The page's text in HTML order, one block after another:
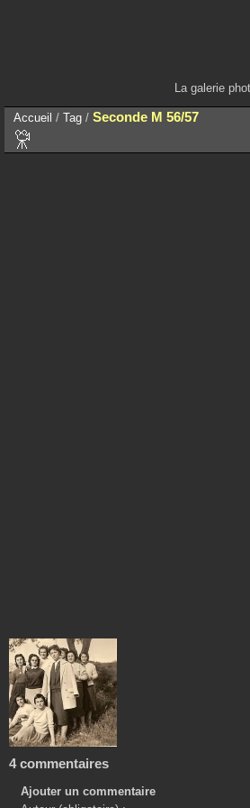
La galerie
Accueil / Tag / Seconde M 56/57
4 commentaires
Ajouter un commentaire